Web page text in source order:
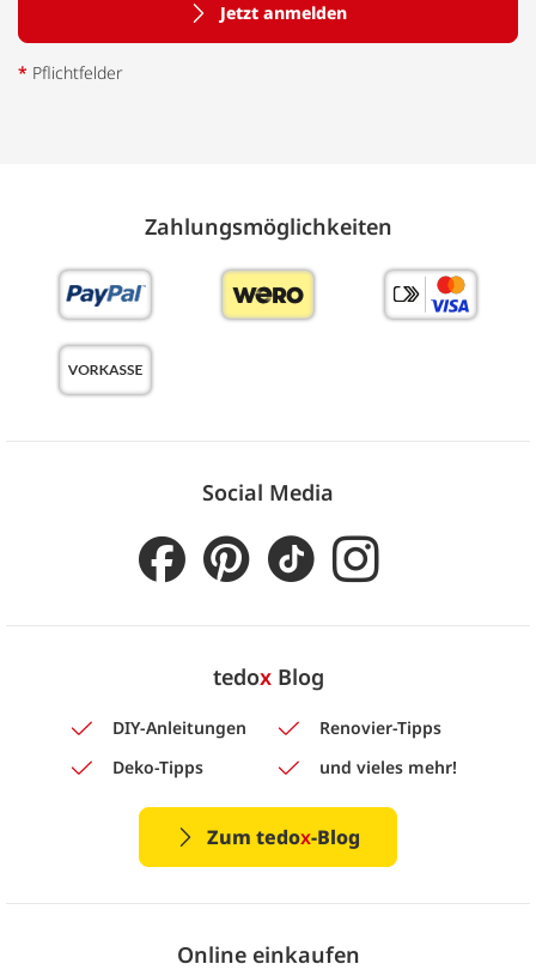
Jetzt anmelden
* Pflichtfelder
Zahlungs­möglich­keiten
Social Media
tedoxBlog
DIY-Anleitungen
Renovier-Tipps
Deko-Tipps
und vieles mehr!
Zum tedox-Blog
Online einkaufen